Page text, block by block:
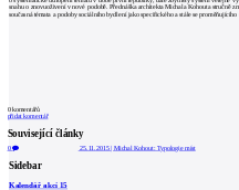
snahu o znovuoživení v nové podobě. Přednáška architekta Michala Kohouta stručně
současná témata a podoby sociálního bydlení jako specifického a stále se proměňujícího
0komentářů
přidat komentář
Související články
0 25.11.2015| Michal Kohout: Typologie míst
Sidebar
Kalendář akcí 15